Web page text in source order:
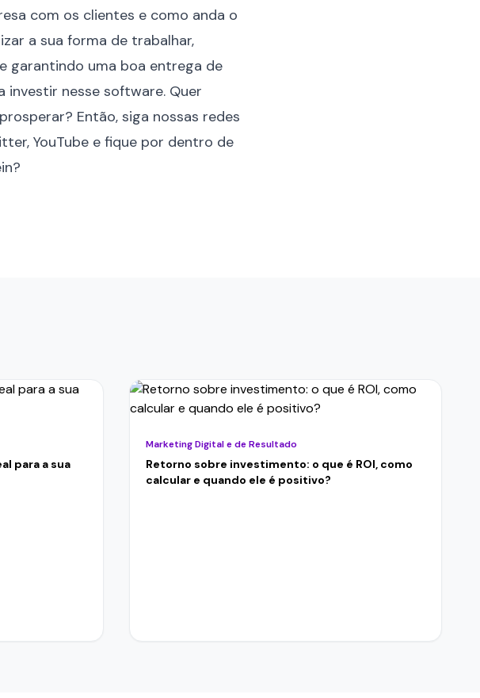
com os clientes e como anda o
a sua forma de trabalhar,
garantindo uma boa entrega de
investir nesse software. Quer
Então, siga nossas redes
, YouTube e fique por dentro de
para a sua
Marketing Digital e de Resultado
Retorno sobre investimento: o que é ROI, como
calcular e quando ele é positivo?